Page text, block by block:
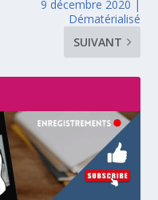
9 décembre 2020 |
Dématérialisé
SUIVANT